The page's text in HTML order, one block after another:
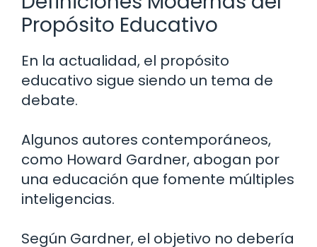
Propósito Educativo
En la actualidad, el propósito
educativo sigue siendo un tema de
debate.
Algunos autores contemporáneos,
como Howard Gardner, abogan por
una educación que fomente múltiples
inteligencias.
Según Gardner, el objetivo no debería